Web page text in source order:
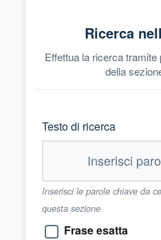
Ricerca
Effettua la ricerca
della
Testo di ricerca
Inserisci le parole chiave da
questa sezione
Frase esatta